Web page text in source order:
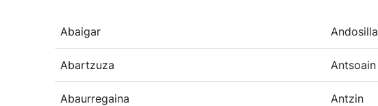
Abaigar Andosilla
Abartzuza Antsoain
Abaurregaina Antzin